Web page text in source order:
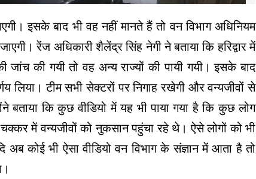
इसके बाद भी वह नहीं मानते हैं तो वन विभाग अधिनियम
रेंज अधिकारी शैलेंद्र सिंह नेगी ने बताया कि हरिद्वार में
जांच की गयी तो वह अन्य राज्यों की पायी गयी। इसके बाद
लिया। टीम सभी सेक्टरों पर निगाह रखेगी और वन्यजीवों से
बताया कि कुछ वीडियो में यह भी पाया गया है कि कुछ लोग
चक्कर में वन्यजीवों को नुकसान पहुंचा रहे थे। ऐसे लोगों को भी
अब कोई भी ऐसा वीडियो वन विभाग के संज्ञान में आता है तो